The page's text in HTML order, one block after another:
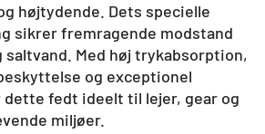
højtydende. Dets specielle
sikrer fremragende modstand
saltvand. Med høj trykabsorption,
og exceptionel
fedt ideelt til lejer, gear og
miljøer.